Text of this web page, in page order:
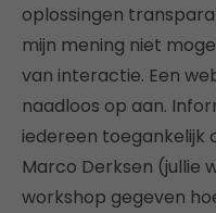
oplossingen
mijn mening niet
van interactie. Een
naadloos op aan.
iedereen toegankelijk
Marco Derksen (jullie
workshop gegeven